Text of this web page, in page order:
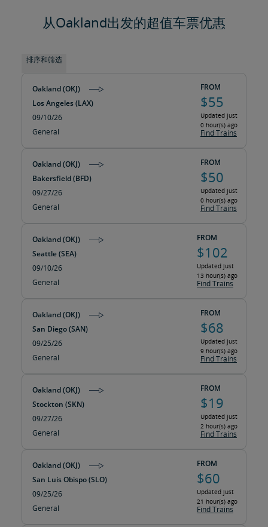
从Oakland出发的超值车票优惠
排序和筛选
Oakland (OKJ)
Los Angeles (LAX)
09/10/26
General
FROM
$55
Updated just
0 hour(s) ago
Find Trains
Oakland (OKJ)
Bakersfield (BFD)
09/27/26
General
FROM
$50
Updated just
0 hour(s) ago
Find Trains
Oakland (OKJ)
Seattle (SEA)
09/10/26
General
FROM
$102
Updated just
13 hour(s) ago
Find Trains
Oakland (OKJ)
San Diego (SAN)
09/25/26
General
FROM
$68
Updated just
9 hour(s) ago
Find Trains
Oakland (OKJ)
Stockton (SKN)
09/27/26
General
FROM
$19
Updated just
2 hour(s) ago
Find Trains
Oakland (OKJ)
San Luis Obispo (SLO)
09/25/26
General
FROM
$60
Updated just
21 hour(s) ago
Find Trains